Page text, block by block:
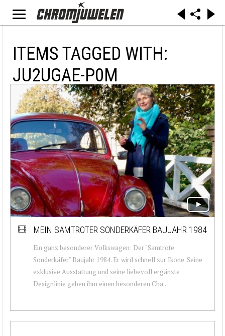
ITEMS TAGGED WITH:
JU2UGAE-P0M
MEIN SAMTROTER SONDERKÄFER BAUJAHR 1984
Ein ganz besonderer Volkswagen: Der "Samtrote
Sonderkäfer" Baujahr 1984. Er wird schnell zur Ikone. Seine
exklusive Ausstattung und seine liebevoll ergänzte
Designlinie geben ihm einen besonderen Cha...